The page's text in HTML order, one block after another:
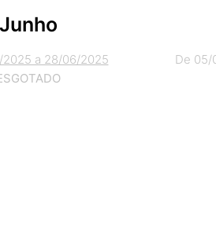
Junho
a 28/06/2025
De 05/